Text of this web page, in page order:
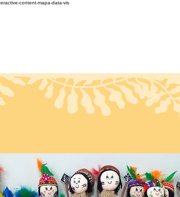
content-mapa-data-vis